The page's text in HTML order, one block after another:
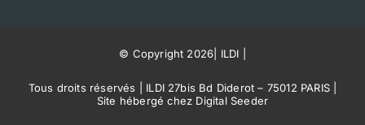
© Copyright 2026 ILDI
Tous droits réservés | ILDI 27bis Bd Diderot – 75012 PARIS |
Site hébergé chez Digital Seeder